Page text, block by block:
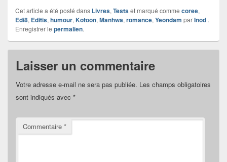
Cet article a été posté dans Livres, Testset marqué comme coree,
Edi8, Editis, humour, Kotoon, Manhwa, romance, Yeondam parInod .
Enregistrer le permalien.
Laisser un commentaire
Votre adresse e-mail ne sera pas publiée. Les champs obligatoires
sont indiqués avec *
Commentaire *